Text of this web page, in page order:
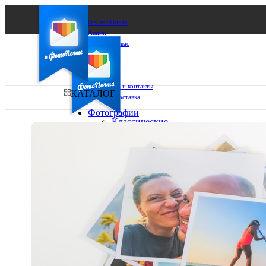
О ФотоПочте
Акции
Сделаем за вас
Бизнесу
FAQ
Франшиза
Поддержка и контакты
Оплата и доставка
Выберите из списка:
КАТАЛОГ
Фотографии
Классические
10х15
15х15
15х20
20х20
20х30
30х30
30х40
Фото
в